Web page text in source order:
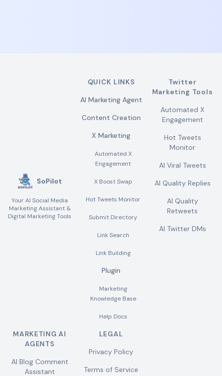
SoPilot
Your AI Social Media
Marketing Assistant &
Digital Marketing Tools
QUICK LINKS
AI Marketing Agent
Content Creation
X Marketing
Automated X
Engagement
X Boost Swap
Hot Tweets Monitor
Submit Directory
Link Search
Link Building
Plugin
Marketing
Knowledge Base
Help Docs
Twitter
Marketing Tools
Automated X
Engagement
Hot Tweets
Monitor
AI Viral Tweets
AI Quality Replies
AI Quality
Retweets
AI Twitter DMs
MARKETING AI
AGENTS
AI Blog Comment
Assistant
LEGAL
Privacy Policy
Terms of Service